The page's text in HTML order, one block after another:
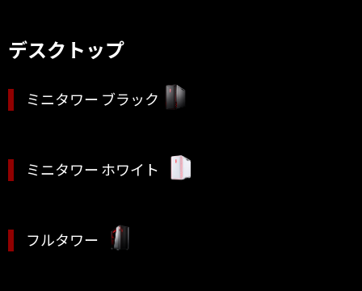
デスクトップ
ミニタワー ブラック
ミニタワー ホワイト
フルタワー